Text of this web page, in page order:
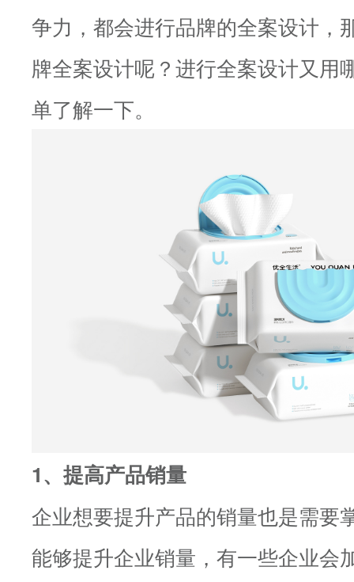
争力，都会进行品牌的全案设计，
牌全案设计呢？进行全案设计又用
单了解一下。
1、提高产品销量
企业想要提升产品的销量也是需要
能够提升企业销量，有一些企业会